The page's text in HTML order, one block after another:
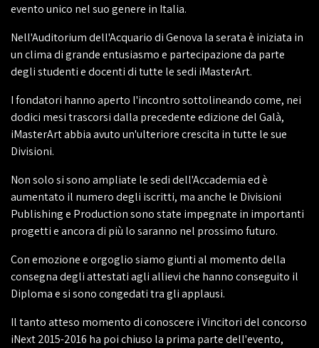
evento unico nel suo genere in Italia.
Nell'Auditorium dell'Acquario di Genova la serata è iniziata in
un clima di grande entusiasmo e partecipazione da parte
degli studenti e docenti di tutte le sedi iMasterArt.
I fondatori hanno aperto l'incontro sottolineando come, nei
dodici mesi trascorsi dalla precedente edizione del Galà,
iMasterArt abbia avuto un'ulteriore crescita in tutte le sue
Divisioni.
Non solo si sono ampliate le sedi dell'Accademia ed è
aumentato il numero degli iscritti, ma anche le Divisioni
Publishing e Production sono state impegnate in importanti
progetti e ancora di più lo saranno nel prossimo futuro.
Con emozione e orgoglio siamo giunti al momento della
consegna degli attestati agli allievi che hanno conseguito il
Diploma e si sono congedati tra gli applausi.
Il tanto atteso momento di conoscere i Vincitori del concorso
iNext 2015-2016 ha poi chiuso la prima parte dell'evento,